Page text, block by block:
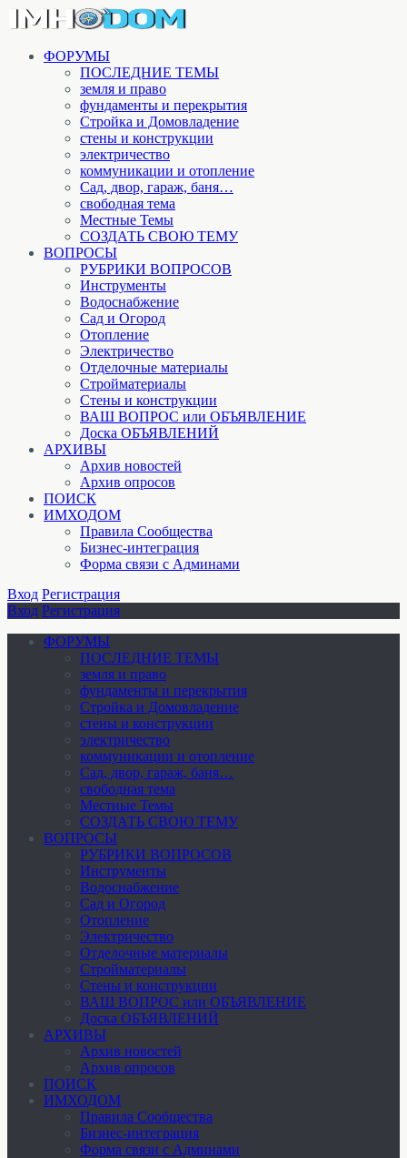
ФОРУМЫ
ПОСЛЕДНИЕ ТЕМЫ
земля и право
фундаменты и перекрытия
Стройка и Домовладение
стены и конструкции
электричество
коммуникации и отопление
Cад, двор, гараж, баня…
свободная тема
Местные Темы
СОЗДАТЬ СВОЮ ТЕМУ
ВОПРОСЫ
РУБРИКИ ВОПРОСОВ
Инструменты
Водоснабжение
Сад и Огород
Отопление
Электричество
Отделочные материалы
Стройматериалы
Стены и конструкции
ВАШ ВОПРОС или ОБЪЯВЛЕНИЕ
Доска ОБЪЯВЛЕНИЙ
АРХИВЫ
Архив новостей
Архив опросов
ПОИСК
ИМХОДОМ
Правила Сообщества
Бизнес-интеграция
Форма связи с Админами
Вход Регистрация
Вход Регистрация
ФОРУМЫ
ПОСЛЕДНИЕ ТЕМЫ
земля и право
фундаменты и перекрытия
Стройка и Домовладение
стены и конструкции
электричество
коммуникации и отопление
Cад, двор, гараж, баня…
свободная тема
Местные Темы
СОЗДАТЬ СВОЮ ТЕМУ
ВОПРОСЫ
РУБРИКИ ВОПРОСОВ
Инструменты
Водоснабжение
Сад и Огород
Отопление
Электричество
Отделочные материалы
Стройматериалы
Стены и конструкции
ВАШ ВОПРОС или ОБЪЯВЛЕНИЕ
Доска ОБЪЯВЛЕНИЙ
АРХИВЫ
Архив новостей
Архив опросов
ПОИСК
ИМХОДОМ
Правила Сообщества
Бизнес-интеграция
Форма связи с Админами